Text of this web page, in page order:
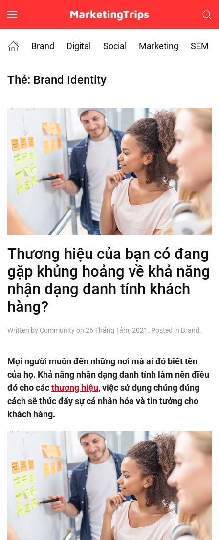
Skip to main content
Brand
Digital Social Marketing SEM
Thẻ: Brand Identity
Thương hiệu của bạn có đang
gặp khủng hoảng về khả năng
nhận dạng danh tính khách
hàng?
Written by Communityon 26 Tháng Tám, 2021 . Posted in Brand.
Mọi người muốn đến những nơi mà ai đó biết tên
của họ. Khả năng nhận dạng danh tính làm nên điều
đó cho cácthương hiệu, việc sử dụng chúng đúng
cách sẽ thúc đẩy sự cá nhân hóa và tin tưởng cho
khách hàng.